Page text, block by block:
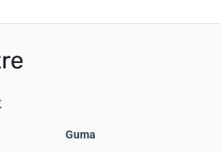
Guma